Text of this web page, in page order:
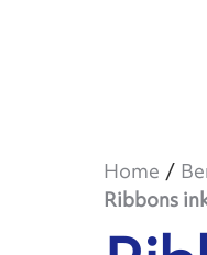
Home
Ribbons